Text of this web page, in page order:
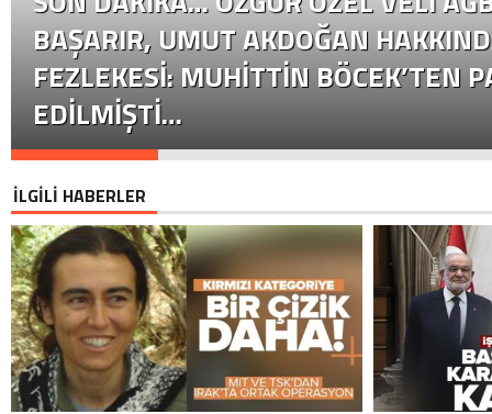
BAŞARIR, UMUT AKDOĞAN
FEZLEKESI: MUHITTIN BÖCEK’TEN
EDILMIŞTI…
İLGİLİ HABERLER